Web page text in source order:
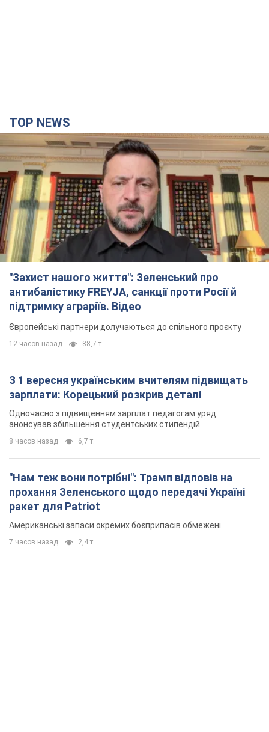
TOP NEWS
"Захист нашого життя": Зеленський про
антибалістику FREYJA, санкції проти Росії й
підтримку аграріїв. Відео
Європейські партнери долучаються до спільного проєкту
12 часов назад 88,7 т.
З 1 вересня українським вчителям підвищать
зарплати: Корецький розкрив деталі
Одночасно з підвищенням зарплат педагогам уряд
анонсував збільшення студентських стипендій
8 часов назад 6,7 т.
"Нам теж вони потрібні": Трамп відповів на
прохання Зеленського щодо передачі Україні
ракет для Patriot
Американські запаси окремих боєприпасів обмежені
7 часов назад 2,4 т.